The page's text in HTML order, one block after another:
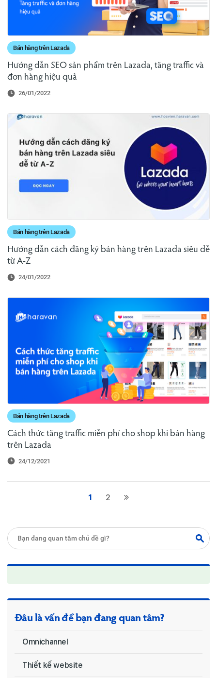
Bán hàng trên Lazada
Hướng dẫn SEO sản phẩm trên Lazada, tăng traffic và
đơn hàng hiệu quả
26/01/2022
Bán hàng trên Lazada
Hướng dẫn cách đăng ký bán hàng trên Lazada siêu dễ
từ A-Z
24/01/2022
Bán hàng trên Lazada
Cách thức tăng traffic miễn phí cho shop khi bán hàng
trên Lazada
24/12/2021
1 2
Đâu là vấn đề bạn đang quan tâm?
Omnichannel
Thiết kế website